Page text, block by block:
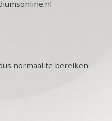
normaal te bereiken.